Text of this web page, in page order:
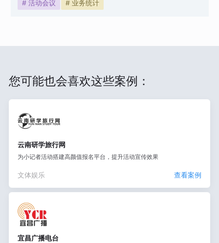
# 活动会议
# 业务统计
您可能也会喜欢这些案例：
云南研学旅行网
为小记者活动搭建高颜值报名平台，提升活动宣传效果
文体娱乐 查看案例
宜昌广播电台